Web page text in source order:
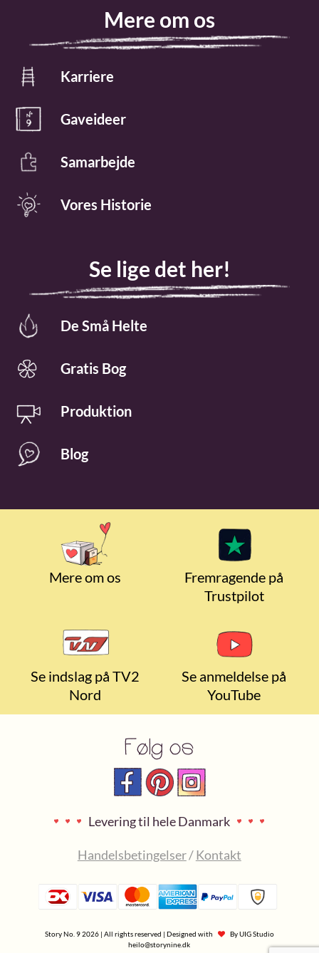
Mere om os
Karriere
Gaveideer
Samarbejde
Vores Historie
Se lige det her!
De Små Helte
Gratis Bog
Produktion
Blog
Mere om os
Fremragende på
Trustpilot
Se indslag på TV2
Nord
Se anmeldelse på
YouTube
Følg os
Levering til hele Danmark
Handelsbetingelser/Kontakt
Story No. 9 2026 | All rights reserved | Designed with ByUIG Studio
heilo@storynine.dk